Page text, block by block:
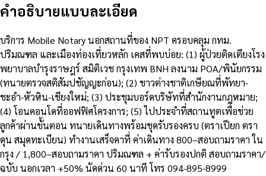
คำอธิบายแบบละเอียด
บริการ Mobile Notary นอกสถานที่ของ NPT ครอบคลุม กทม.
ปริมณฑล และเมืองท่องเที่ยวหลัก เคสที่พบบ่อย: (1) ผู้ป่วยติดเตียงโรง
พยาบาลบำรุงราษฎร์ สมิติเวช กรุงเทพ BNH ลงนาม POA/พินัยกรรม
(ทนายตรวจสติสัมปชัญญะก่อน); (2) ชาวต่างชาติเกษียณที่พัทยา-
ชะอำ-หัวหิน-เชียงใหม่; (3) ประชุมบอร์ดบริษัทที่สำนักงานกฎหมาย;
(4) โอนคอนโดที่ออฟฟิศโครงการ; (5) ไปประจำที่สถานทูตเพื่อช่วย
ลูกค้าผ่านขั้นตอน ทนายเดินทางพร้อมชุดรับรองครบ (ตราเปียก ตรา
ดุน สมุดทะเบียน) ทำงานเสร็จคาที่ ค่าเดินทาง 800–สอบถามราคา ใน
กรุง / 1,800–สอบถามราคา ปริมณฑล + ค่ารับรองปกติ สอบถามราคา/
ฉบับ นอกเวลา +50% นัดด่วน 60 นาที โทร 094-895-8999